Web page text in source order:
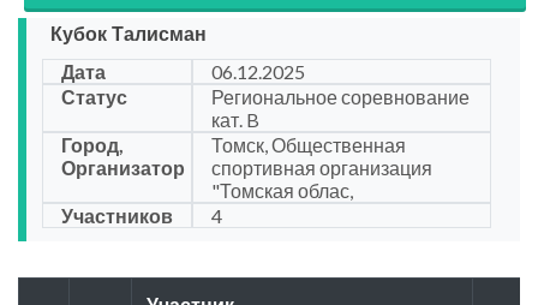
Кубок Талисман
Дата
06.12.2025
Статус
Региональное соревнование
кат. B
Город,
Организатор
Томск, Общественная
спортивная организация
"Томская облас,
Участников
4